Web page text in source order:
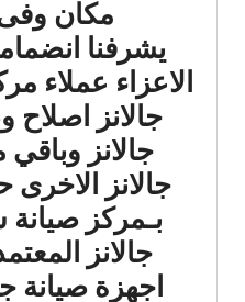
مكان
يشرفنا
الاعزاء عملاء
جالانز اصلاح
جالانز
جالانز
بـمركز
جالانز
اجهزة صيانة